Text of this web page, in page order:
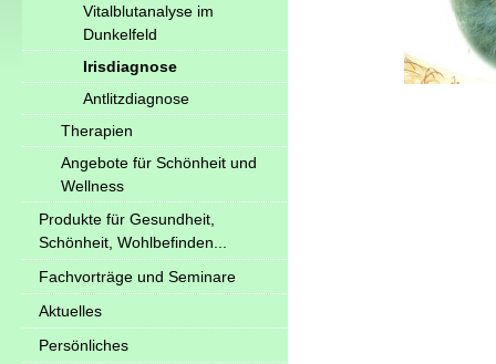
Vitalblutanalyse im
Dunkelfeld
Irisdiagnose
Antlitzdiagnose
Therapien
Angebote für Schönheit und
Wellness
Produkte für Gesundheit,
Schönheit, Wohlbefinden...
Fachvorträge und Seminare
Aktuelles
Persönliches